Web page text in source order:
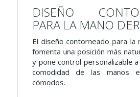
DISEÑO
PARA LA MANO
El diseño contorneado para la
fomenta una posición más
y pone control personalizable a
comodidad de las manos
cómodos.